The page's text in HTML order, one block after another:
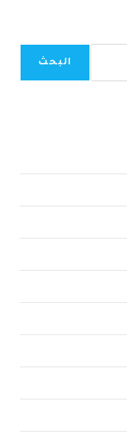
البحث